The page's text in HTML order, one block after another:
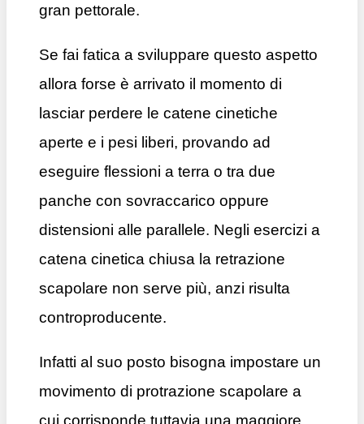
gran pettorale.
Se fai fatica a sviluppare questo aspetto
allora forse è arrivato il momento di
lasciar perdere le catene cinetiche
aperte e i pesi liberi, provando ad
eseguire flessioni a terra o tra due
panche con sovraccarico oppure
distensioni alle parallele. Negli esercizi a
catena cinetica chiusa la retrazione
scapolare non serve più, anzi risulta
controproducente.
Infatti al suo posto bisogna impostare un
movimento di protrazione scapolare a
cui corrisponde tuttavia una maggiore